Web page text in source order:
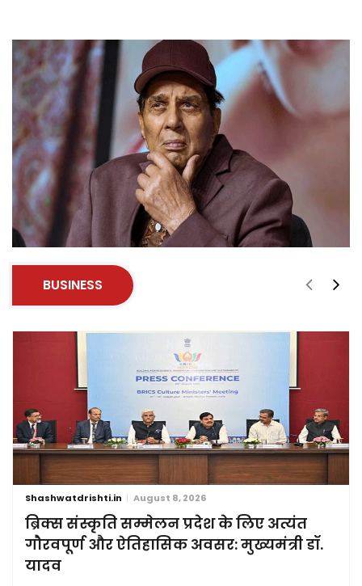
BUSINESS
Shashwatdrishti.in August 8, 2026
ब्रिक्स संस्कृति सम्मेलन प्रदेश के लिए अत्यंत
गौरवपूर्ण और ऐतिहासिक अवसर: मुख्यमंत्री डॉ.
यादव